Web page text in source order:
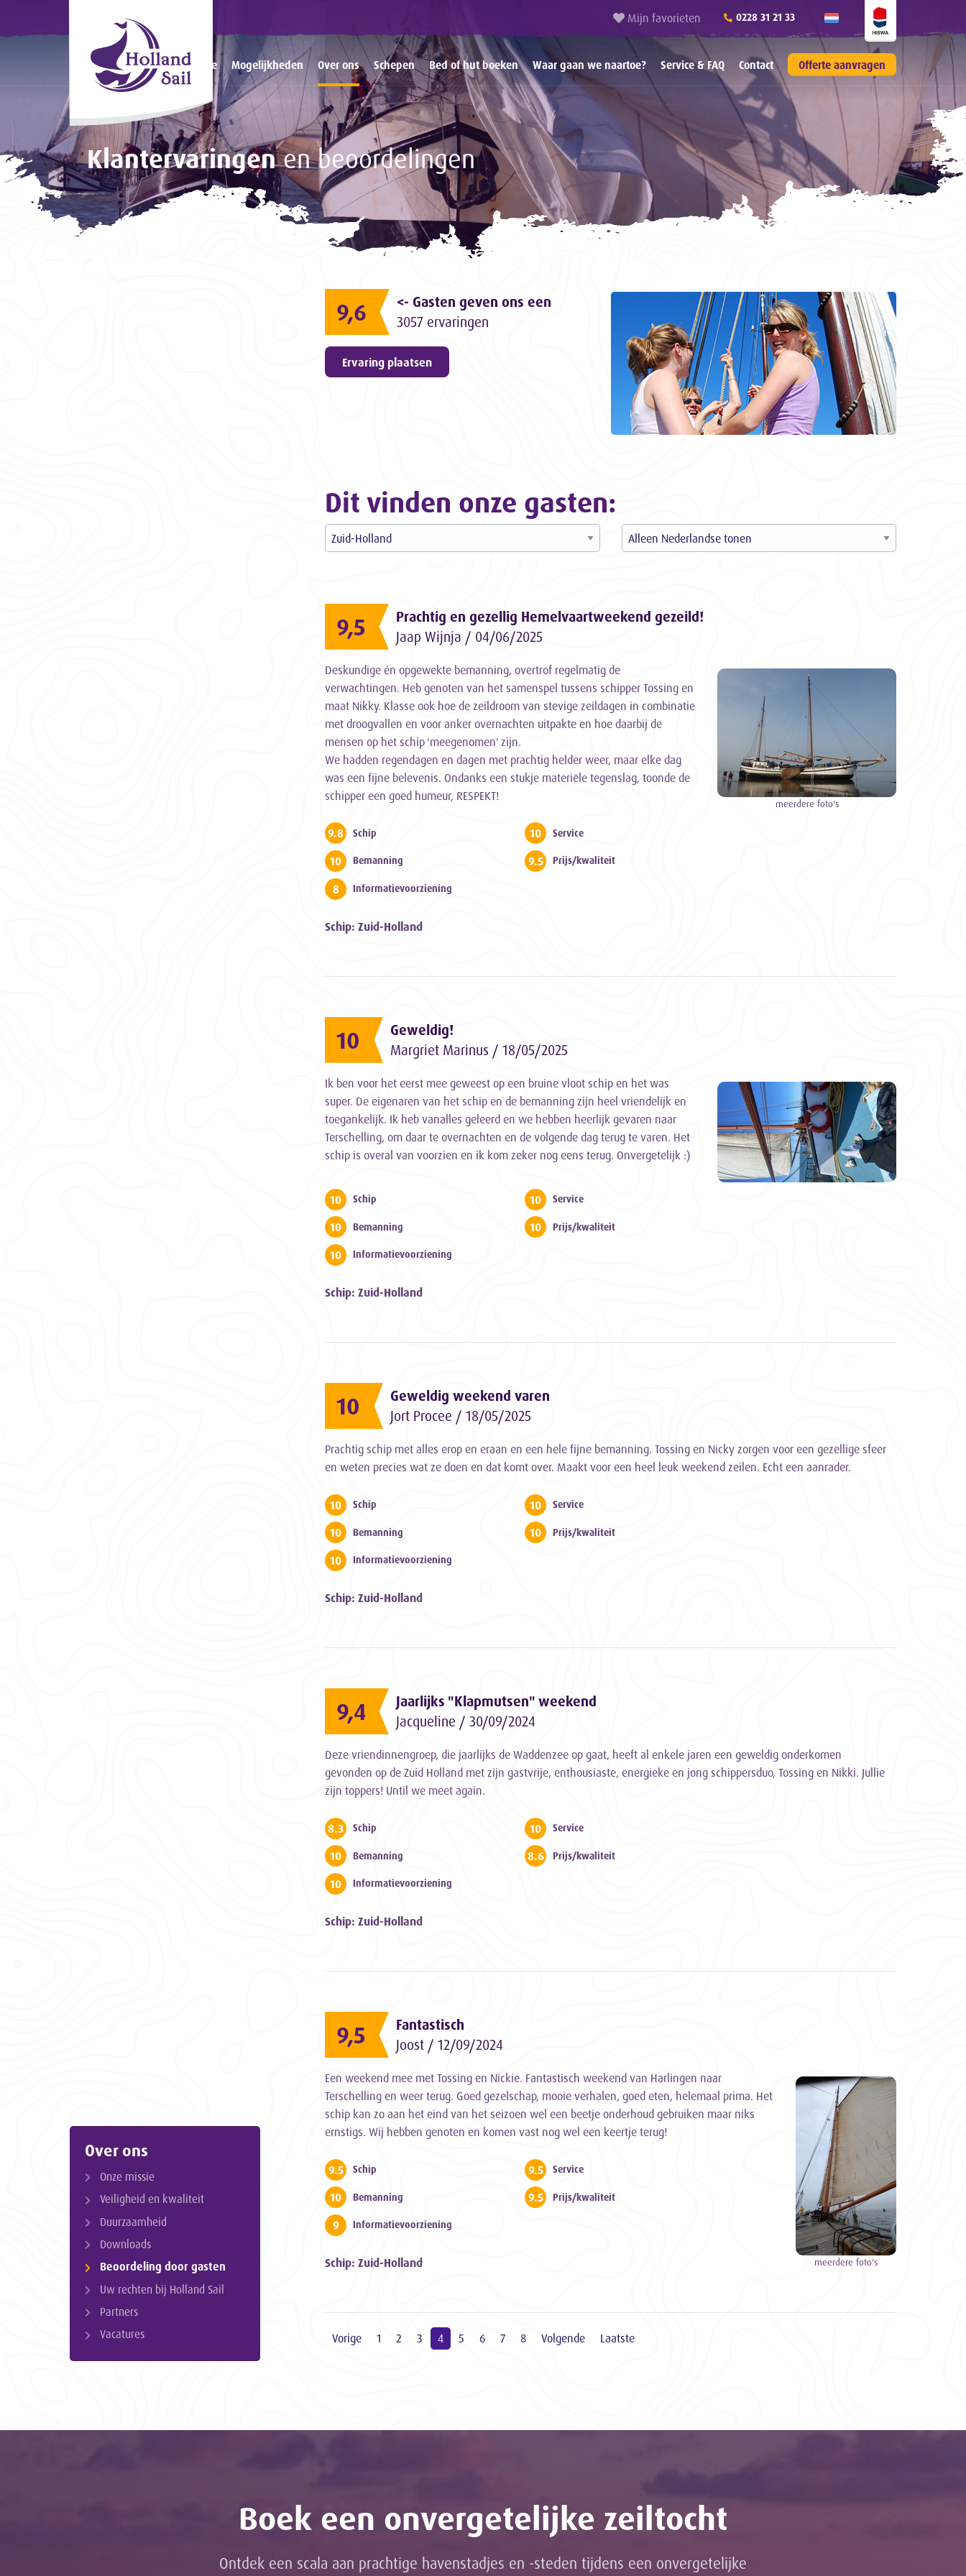
Mijn favorieten 0228 31 21 33
Home Mogelijkheden Over ons Schepen Bed of hut boeken Waar gaan we naartoe? Service & FAQ Contact Offerte aanvragen
Klantervaringenen beoordelingen
9,6
<- Gasten geven ons een
3057 ervaringen
Ervaring plaatsen
Dit vinden onze gasten:
9,5
Prachtig en gezellig Hemelvaartweekend gezeild!
Jaap Wijnja / 04/06/2025
meerdere foto's
Deskundige én opgewekte bemanning, overtrof regelmatig de
verwachtingen. Heb genoten van het samenspel tussens schipper Tossing en
maat Nikky. Klasse ook hoe de zeildroom van stevige zeildagen in combinatie
met droogvallen en voor anker overnachten uitpakte en hoe daarbij de
mensen op het schip 'meegenomen' zijn.
We hadden regendagen en dagen met prachtig helder weer, maar elke dag
was een fijne belevenis. Ondanks een stukje materiële tegenslag, toonde de
schipper een goed humeur, RESPEKT!
9.8 Schip
10 Bemanning
8 Informatievoorziening
10 Service
9.5 Prijs/kwaliteit
Schip: Zuid-Holland
10
Geweldig!
Margriet Marinus / 18/05/2025
Ik ben voor het eerst mee geweest op een bruine vloot schip en het was
super. De eigenaren van het schip en de bemanning zijn heel vriendelijk en
toegankelijk. Ik heb vanalles geleerd en we hebben heerlijk gevaren naar
Terschelling, om daar te overnachten en de volgende dag terug te varen. Het
schip is overal van voorzien en ik kom zeker nog eens terug. Onvergetelijk :)
10 Schip
10 Bemanning
10 Informatievoorziening
10 Service
10 Prijs/kwaliteit
Schip: Zuid-Holland
10
Geweldig weekend varen
Jort Procee / 18/05/2025
Prachtig schip met alles erop en eraan en een hele fijne bemanning. Tossing en Nicky zorgen voor een gezellige sfeer
en weten precies wat ze doen en dat komt over. Maakt voor een heel leuk weekend zeilen. Echt een aanrader.
10 Schip
10 Bemanning
10 Informatievoorziening
10 Service
10 Prijs/kwaliteit
Schip: Zuid-Holland
9,4
Jaarlijks "Klapmutsen" weekend
Jacqueline / 30/09/2024
Deze vriendinnengroep, die jaarlijks de Waddenzee op gaat, heeft al enkele jaren een geweldig onderkomen
gevonden op de Zuid Holland met zijn gastvrije, enthousiaste, energieke en jong schippersduo, Tossing en Nikki. Jullie
zijn toppers! Until we meet again.
8.3 Schip
10 Bemanning
10 Informatievoorziening
10 Service
8.6 Prijs/kwaliteit
Schip: Zuid-Holland
9,5
Fantastisch
Joost / 12/09/2024
meerdere foto's
Een weekend mee met Tossing en Nickie. Fantastisch weekend van Harlingen naar
Terschelling en weer terug. Goed gezelschap, mooie verhalen, goed eten, helemaal prima. Het
schip kan zo aan het eind van het seizoen wel een beetje onderhoud gebruiken maar niks
ernstigs. Wij hebben genoten en komen vast nog wel een keertje terug!
9.5 Schip
10 Bemanning
9 Informatievoorziening
9.5 Service
9.5 Prijs/kwaliteit
Schip: Zuid-Holland
Vorige 1 2 3 4 5 6 7 8 Volgende Laatste
Over ons
Onze missie
Veiligheid en kwaliteit
Duurzaamheid
Downloads
Beoordeling door gasten
Uw rechten bij Holland Sail
Partners
Vacatures
Boek een onvergetelijke zeiltocht
Ontdek een scala aan prachtige havenstadjes en -steden tijdens een onvergetelijke